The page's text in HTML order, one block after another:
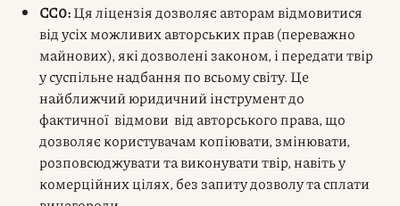
CC0:Ця ліцензія дозволяє авторам відмовитися
від усіх можливих авторських прав (переважно
майнових), які дозволені законом, і передати твір
у суспільне надбання по всьому світу. Це
найближчий юридичний інструмент до
фактичної відмови від авторського права, що
дозволяє користувачам копіювати, змінювати,
розповсюджувати та виконувати твір, навіть у
комерційних цілях, без запиту дозволу та сплати